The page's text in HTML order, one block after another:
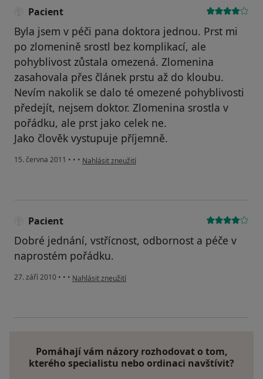
Pacient
Byla jsem v péči pana doktora jednou. Prst mi
po zlomenině srostl bez komplikací, ale
pohyblivost zůstala omezená. Zlomenina
zasahovala přes článek prstu až do kloubu.
Nevím nakolik se dalo té omezené pohyblivosti
předejít, nejsem doktor. Zlomenina srostla v
pořádku, ale prst jako celek ne.
Jako člověk vystupuje příjemně.
15. června 2011 • • • podle názoru uživatele Pacient
Nahlásit zneužití
Pacient
Dobré jednání, vstřícnost, odbornost a péče v
naprostém pořádku.
27. září 2010 • • • podle názoru uživatele Pacient
Nahlásit zneužití
Pomáhají vám názory rozhodovat o tom,
kterého specialistu nebo ordinaci navštívit?